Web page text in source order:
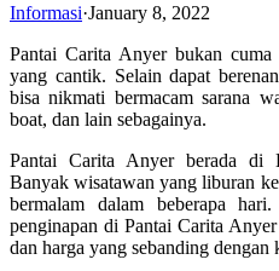
Informasi·January 8, 2022
Pantai Carita Anyer bukan
yang cantik. Selain dapat
bisa nikmati bermacam sarana
boat, dan lain sebagainya.
Pantai Carita Anyer berada di
Banyak wisatawan yang liburan
bermalam dalam beberapa
penginapan di Pantai Carita
dan harga yang sebanding dengan